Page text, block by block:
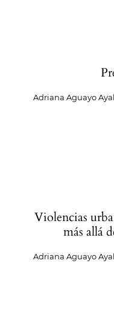
Adriana Aguayo
Violencias
más allá
Adriana Aguayo